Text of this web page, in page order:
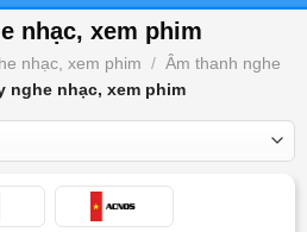
nhạc, xem phim
nhạc, xem phim / Âm thanh nghe
nghe nhạc, xem phim